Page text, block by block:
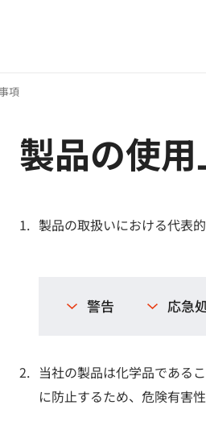
項
製品の使
製品の取扱いにおける代表
警告 応急
当社の製品は化学品である
に防止するため、危険有害